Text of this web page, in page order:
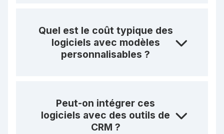
Quel est le coût typique des
logiciels avec modèles
personnalisables ?
Peut-on intégrer ces
logiciels avec des outils de
CRM ?